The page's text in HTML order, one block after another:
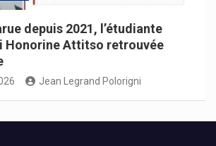
depuis 2021, l’étudiante
Honorine Attitso retrouvée
Jean Legrand Polorigni